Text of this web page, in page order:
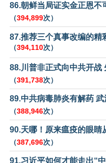
86.朝鲜当局证实金正恩不
（394,899次）
87.推荐三个真事改编的精
（394,110次）
88.川普非正式向中共开战
（391,738次）
89.中共病毒肺炎有解药
（388,946次）
90.天哪！原来瘟疫的眼睛
（387,696次）
91.习近平如何才能走出“